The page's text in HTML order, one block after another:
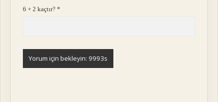
6 + 2 kaçtır?*